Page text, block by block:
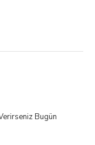
Bugün